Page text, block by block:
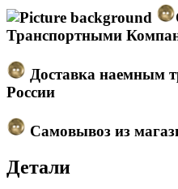
Транспортными
Доставка наемным
России
Самовывоз из
Детали